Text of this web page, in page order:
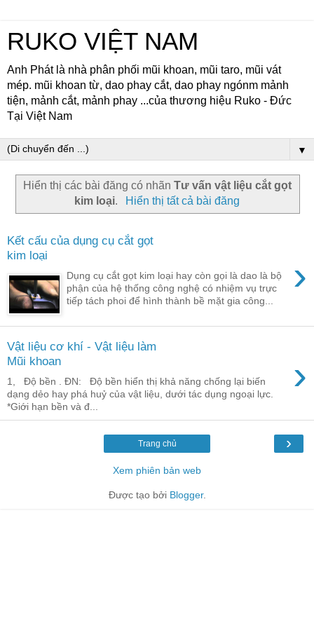
RUKO VIỆT NAM
Anh Phát là nhà phân phối mũi khoan, mũi taro, mũi vát
mép. mũi khoan từ, dao phay cắt, dao phay ngónm mảnh
tiện, mảnh cắt, mảnh phay ...của thương hiệu Ruko - Đức
Tại Việt Nam
▼
Hiển thị các bài đăng có nhãn Tư vấn vật liệu cắt gọt
kim loại. Hiển thị tất cả bài đăng
Kết cấu của dụng cụ cắt gọt
kim loại
›
Dụng cụ cắt gọt kim loại hay còn gọi là dao là bộ
phận của hệ thống công nghệ có nhiệm vụ trực
tiếp tách phoi để hình thành bề mặt gia công...
Vật liệu cơ khí - Vật liệu làm
Mũi khoan
›
1, Độ bền . ĐN: Độ bền hiển thị khả năng chống lại biến
dạng dẻo hay phá huỷ của vật liệu, dưới tác dụng ngoại lực.
*Giới hạn bền và đ...
›
Trang chủ
Xem phiên bản web
Được tạo bởi Blogger.